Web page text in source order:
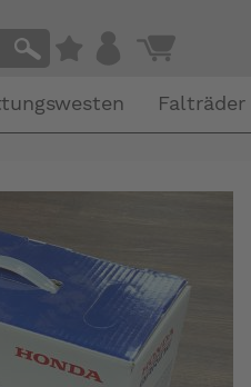
Falträder